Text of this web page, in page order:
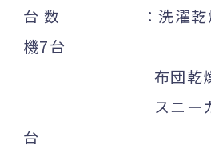
台 数 ：洗濯乾燥
機7台
布団乾燥
スニーカー洗
台